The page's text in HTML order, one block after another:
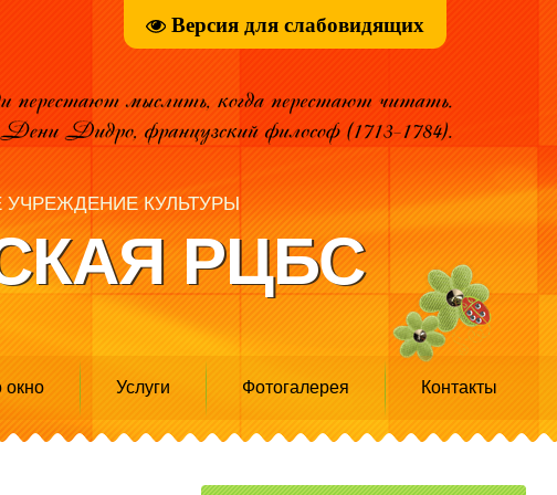
Версия для слабовидящих
РЦБС
УЧРЕЖДЕНИЕ КУЛЬТУРЫ
окно Услуги Фотогалерея Контакты